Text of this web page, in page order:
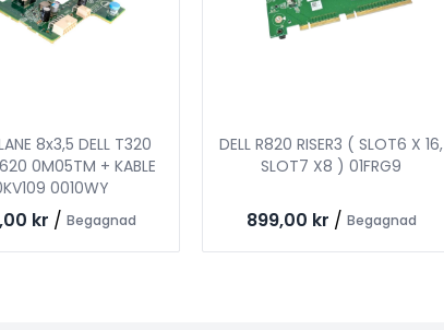
8x3,5 DELL T320
0M05TM + KABLE
0010WY
kr / Begagnad
DELL R820 RISER3 ( SLOT6 X 16,
SLOT7 X8 ) 01FRG9
899,00 kr / Begagnad